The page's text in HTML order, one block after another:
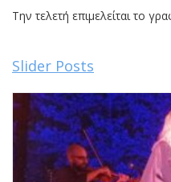
Την τελετή επιμελείται το
Slider Posts